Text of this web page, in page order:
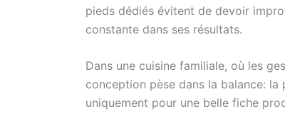
pieds dédiés évitent de devoir
constante dans ses résultats.
Dans une cuisine familiale, où les
conception pèse dans la balance: la
uniquement pour une belle fiche